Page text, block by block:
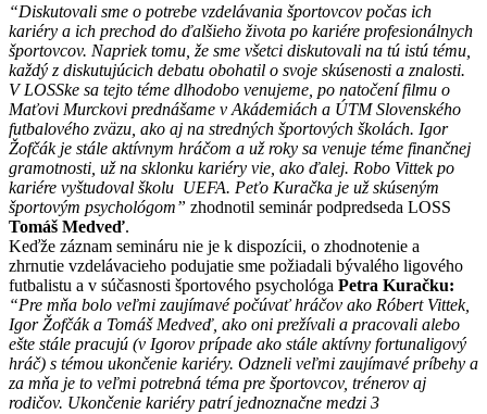
“Diskutovali sme o potrebe vzdelávania športovcov počas ich
kariéry a ich prechod do ďalšieho života po kariére profesionálnych
športovcov. Napriek tomu, že sme všetci diskutovali na tú istú tému,
každý z diskutujúcich debatu obohatil o svoje skúsenosti a znalosti.
V LOSSke sa tejto téme dlhodobo venujeme, po natočení filmu o
Maťovi Murckovi prednášame v Akádemiách a ÚTM Slovenského
futbalového zväzu, ako aj na stredných športových školách. Igor
Žofčák je stále aktívnym hráčom a už roky sa venuje téme finančnej
gramotnosti, už na sklonku kariéry vie, ako ďalej. Robo Vittek po
kariére vyštudoval školu UEFA. Peťo Kuračka je už skúseným
športovým psychológom” zhodnotil seminár podpredseda LOSS
Tomáš Medveď.
Keďže záznam semináru nie je k dispozícii, o zhodnotenie a
zhrnutie vzdelávacieho podujatie sme požiadali bývalého ligového
futbalistu a v súčasnosti športového psychológa Petra Kuračku:
“Pre mňa bolo veľmi zaujímavé počúvať hráčov ako Róbert Vittek,
Igor Žofčák a Tomáš Medveď, ako oni prežívali a pracovali alebo
ešte stále pracujú (v Igorov prípade ako stále aktívny fortunaligový
hráč) s témou ukončenie kariéry. Odzneli veľmi zaujímavé príbehy a
za mňa je to veľmi potrebná téma pre športovcov, trénerov aj
rodičov. Ukončenie kariéry patrí jednoznačne medzi 3